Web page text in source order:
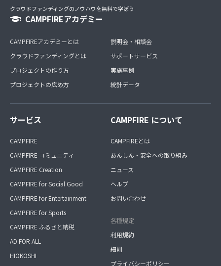
クラウドファンディングのノウハウを無料で学ぼう
CAMPFIREアカデミー
CAMPFIREアカデミーとは
クラウドファンディングとは
プロジェクトの作り方
プロジェクトの広め方
説明会・相談会
サポートサービス
実施事例
統計データ
サービス
CAMPFIRE
CAMPFIRE コミュニティ
CAMPFIRE Creation
CAMPFIRE for Social Good
CAMPFIRE for Entertainment
CAMPFIRE for Sports
CAMPFIRE ふるさと納税
AD FOR ALL
HIOKOSHI
CAMPFIRE について
CAMPFIREとは
あんしん・安全への取り組み
ニュース
ヘルプ
お問い合わせ
各種規定
利用規約
細則
プライバシーポリシー